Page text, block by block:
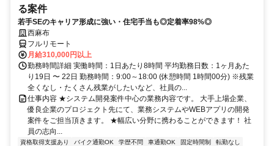
る案件
若手SEのキャリア形成に強い・住宅手当も◎定着率98%◎
西麻布
フルリモート
月給310,000円以上
勤務時間詳細 実働時間：1日あたり8時間 平均勤務日数：1ヶ月あた
り19日 〜 22日 勤務時間：9:00～18:00 (休憩時間 1時間00分) ※残業
全くなし・たくさん残業がしたいなど、社員の...
仕事内容 ★システム開発案件中心の業務内容です。 大手上場企業、
優良企業のプロジェクト先にて、業務システムやWEBアプリの開発
案件をご担当頂きます。 ★幅広い分野に携わることができます！ 社
員の志向...
資格取得支援あり バイク通勤OK 学歴不問 車通勤OK 固定時間制
転勤なし